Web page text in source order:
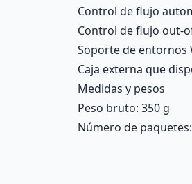
Control de flujo
Control de flujo out-
Soporte de entornos
Caja externa que
Medidas y pesos
Peso bruto: 350 g
Número de paquetes: